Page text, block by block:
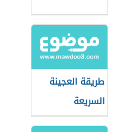
طريقة العجينة
السريعة